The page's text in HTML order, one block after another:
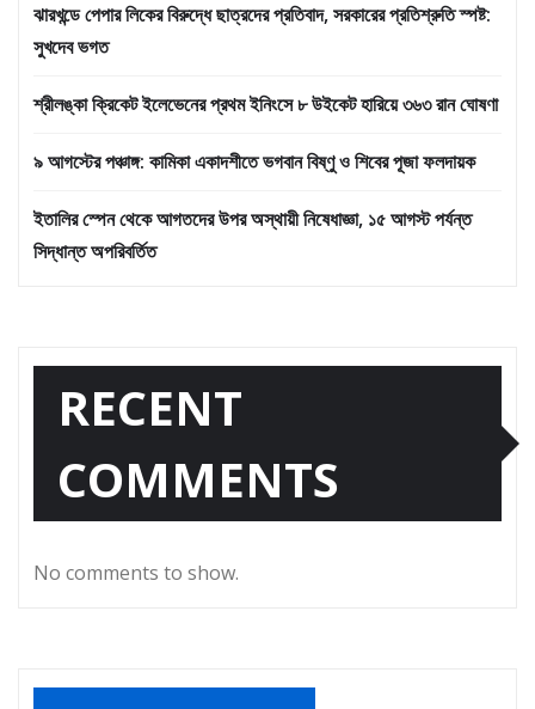
ঝারখন্ডে পেপার লিকের বিরুদ্ধে ছাত্রদের প্রতিবাদ, সরকারের প্রতিশ্রুতি স্পষ্ট:
সুখদেব ভগত
শ্রীলঙ্কা ক্রিকেট ইলেভেনের প্রথম ইনিংসে ৮ উইকেট হারিয়ে ৩৬৩ রান ঘোষণা
৯ আগস্টের পঞ্চাঙ্গ: কামিকা একাদশীতে ভগবান বিষ্ণু ও শিবের পূজা ফলদায়ক
ইতালির স্পেন থেকে আগতদের উপর অস্থায়ী নিষেধাজ্ঞা, ১৫ আগস্ট পর্যন্ত
সিদ্ধান্ত অপরিবর্তিত
RECENT
COMMENTS
No comments to show.